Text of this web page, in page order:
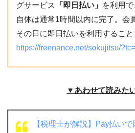
グサービス
「即日払い」 を利用
自体は通常1時間以内に完了。会
その日に即日払いを利用すること
https://freenance.net/sokujitsu/
▼あわせて読みた
【税理士が解説】Pay払い